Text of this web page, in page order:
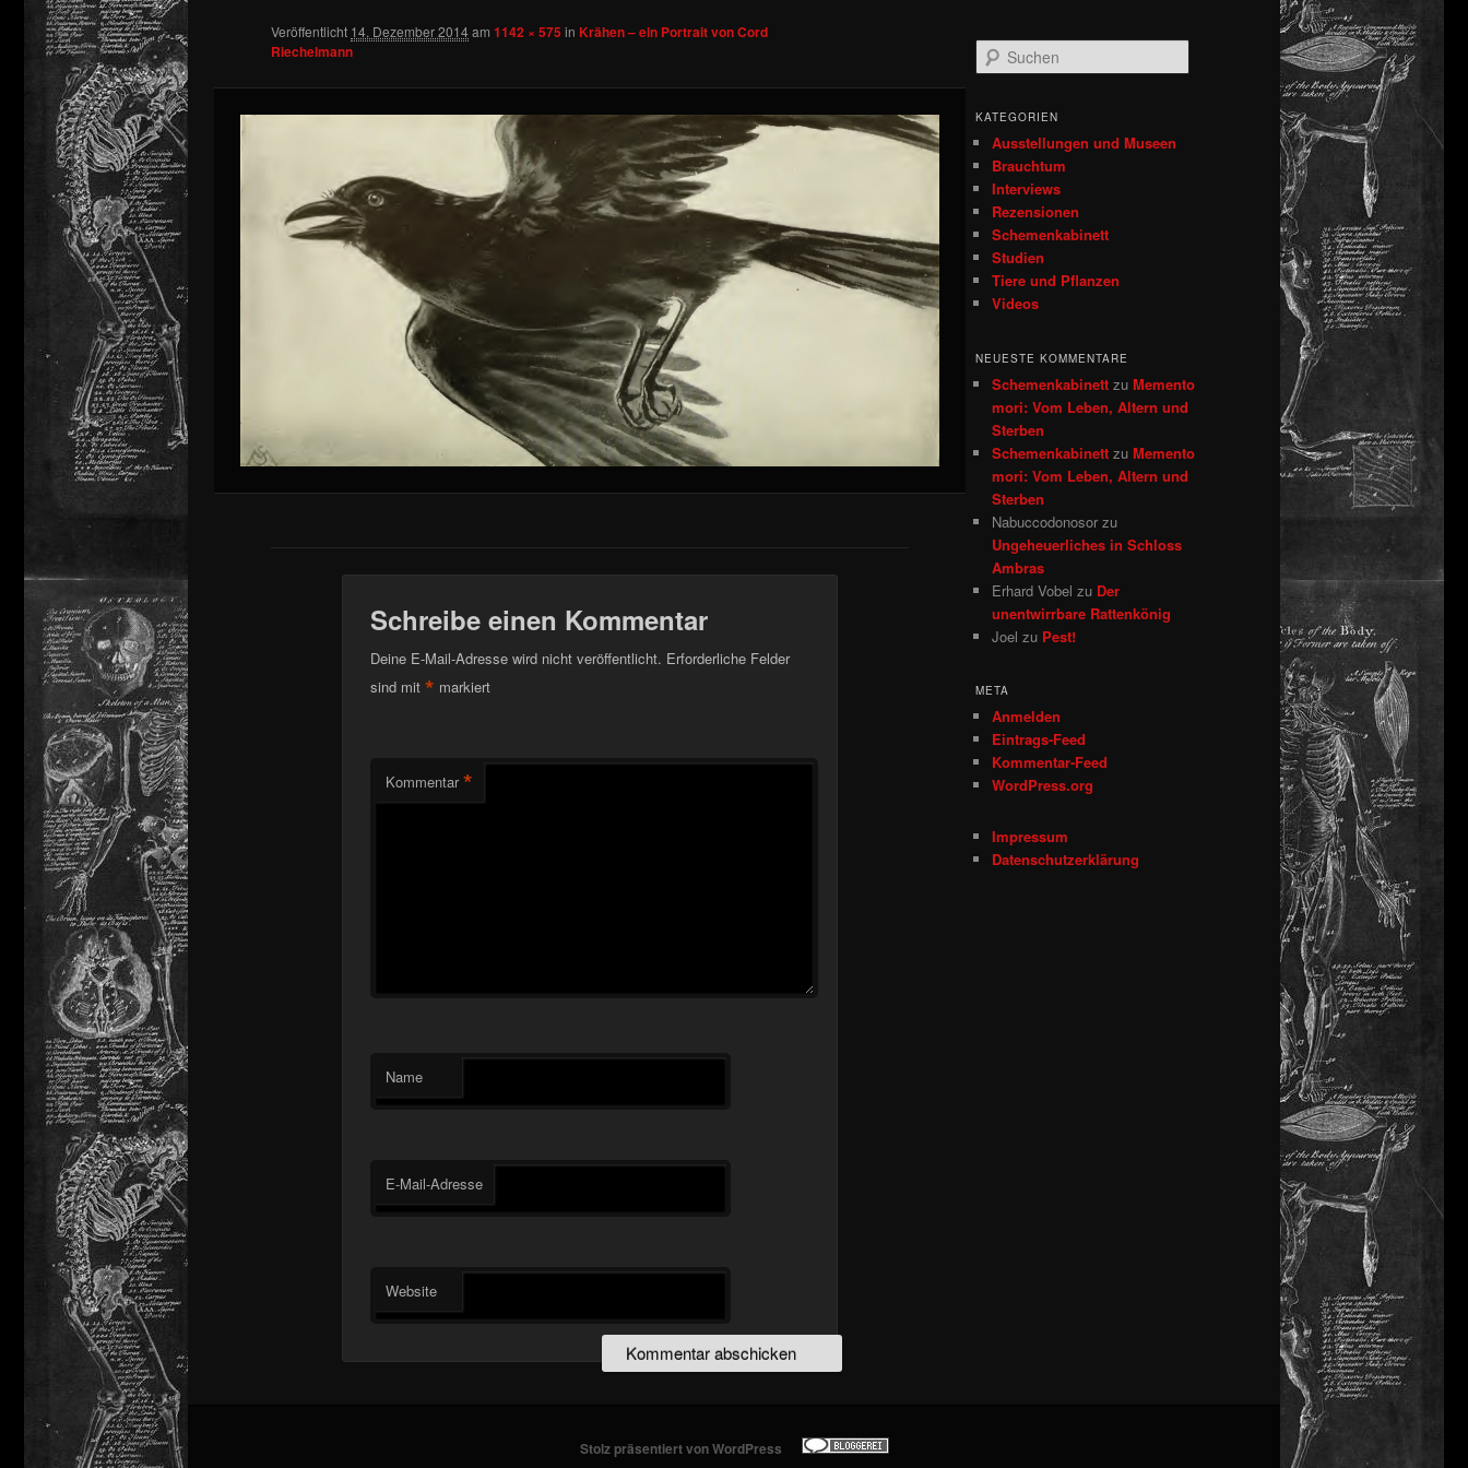
springen
Veröffentlicht 14. Dezember 2014am 1142 × 575 in Krähen – ein Portrait von Cord
Riechelmann
Schreibe einen Kommentar
Deine E-Mail-Adresse wird nicht veröffentlicht. Erforderliche Felder
sind mit * markiert
Kommentar *
Name
E-Mail-Adresse
Website
u
h
KATEGORIEN
Ausstellungen und Museen
Brauchtum
Interviews
Rezensionen
Schemenkabinett
Studien
Tiere und Pflanzen
Videos
NEUESTE KOMMENTARE
Schemenkabinett zu Memento
mori: Vom Leben, Altern und
Sterben
Schemenkabinett zu Memento
mori: Vom Leben, Altern und
Sterben
Nabuccodonosor zu
Ungeheuerliches in Schloss
Ambras
Erhard Vobel zu Der
unentwirrbare Rattenkönig
Joel zu Pest!
META
Anmelden
Eintrags-Feed
Kommentar-Feed
WordPress.org
Impressum
Datenschutzerklärung
Stolz präsentiert von WordPress